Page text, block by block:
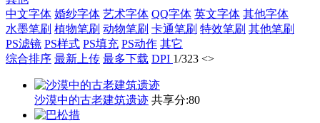
中文字体 婚纱字体 艺术字体 QQ字体 英文字体 其他字体
水墨笔刷 植物笔刷 动物笔刷 卡通笔刷 特效笔刷 其他笔刷
PS滤镜 PS样式 PS填充 PS动作 其它
综合排序 最新上传 最多下载 DPI 1/323 <>
沙漠中的古老建筑遗迹 共享分:80